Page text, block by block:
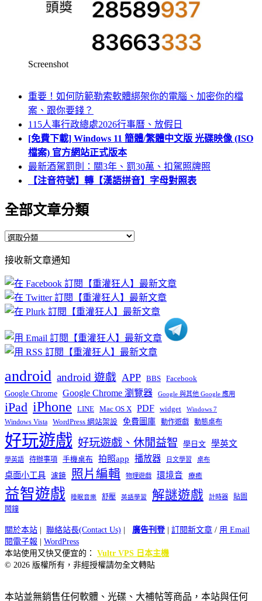
Screenshot
重要！如何防範勒索軟體綁架你的電腦、加密你的檔
案、跟你要錢？
115人事行政總處2026行事曆、放假日
[免費下載] Windows 11 簡體/繁體中文版 光碟映像 (ISO
檔案) 官方網站正式版本
最新酒駕罰則：關3年、罰30萬、扣駕照牌照
【注音符號】轉【漢語拼音】字母對照表
全部文章分類
全
文
章
分
類
接收新文章通知
android android 遊戲 APP BBS Facebook
Google Chrome Google Chrome 瀏覽器 Google 與其他 Google 應用
iPad iPhone LINE Mac OS X PDF widget Windows 7
Windows Vista WordPress 網站架設 免費圖庫 動作遊戲 動態桌布
好玩遊戲 好玩遊戲、休閒益智 學日文 學英文
學英語 待辦事項 手機桌布 拍照app 播放器 日文學習 桌布
桌面小工具 濾鏡 照片編輯 物理遊戲 環境音 療癒
益智遊戲 睡眠音樂 舒壓 英語學習 解謎遊戲 計時器
貼圖
鬧鐘
關於本站 聯絡站長(Contact Us) 廣告刊登| 訂閱新文章 / 用 Email
閱電子報
WordPress
本站使用又快又便宜的： Vultr VPS 日本主機
© 2026 版權所有，非經授權請勿全文轉貼
本站並無銷售任何軟體、光碟、大補帖等商品，本站與任何